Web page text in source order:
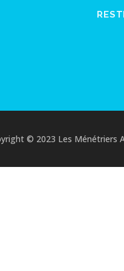
© 2023 Les Ménétriers